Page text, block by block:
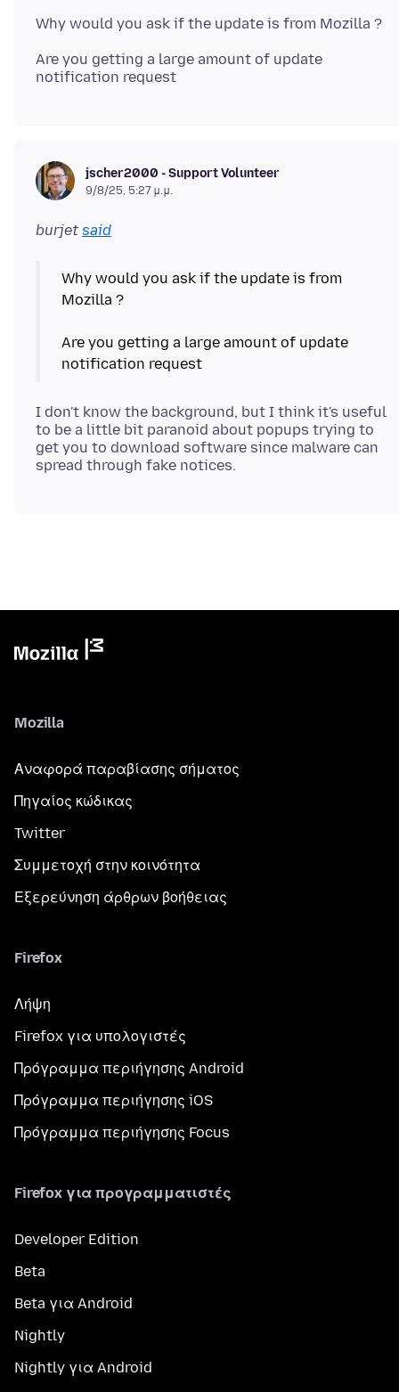
Are you getting a large amount of update
jscher2000 - Support Volunteer
9/8/25, 5:27 μ.μ.
burjet said
Why would you ask if the update is from
Mozilla ?
Are you getting a large amount of update
I don't know the background, but I think it's useful
to be a little bit paranoid about popups trying to
get you to download software since malware can
Mozilla
Αναφορά παραβίασης σήματος
Πηγαίος κώδικας
Twitter
Συμμετοχή στην κοινότητα
Εξερεύνηση άρθρων βοήθειας
Firefox
Λήψη
Firefox για υπολογιστές
Πρόγραμμα περιήγησης Android
Πρόγραμμα περιήγησης iOS
Πρόγραμμα περιήγησης Focus
Firefox για προγραμματιστές
Developer Edition
Beta
Beta για Android
Nightly
Nightly για Android